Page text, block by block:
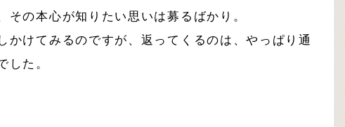
その本心が知りたい思いは募るばかり。
けてみるのですが、返ってくるのは、やっぱり通
した。